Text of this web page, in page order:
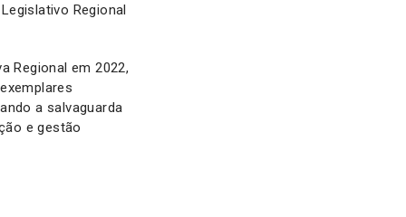
Regional
Regional em 2022,
a salvaguarda
e gestão